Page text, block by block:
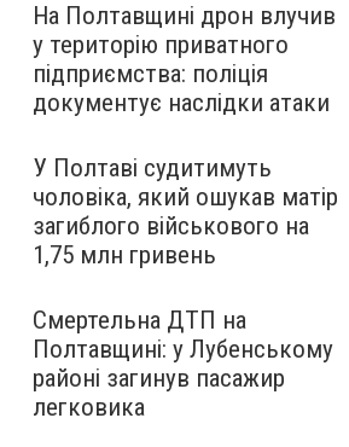
На Полтавщині дрон влучив
у територію приватного
підприємства: поліція
документує наслідки атаки
У Полтаві судитимуть
чоловіка, який ошукав матір
загиблого військового на
1,75 млн гривень
Смертельна ДТП на
Полтавщині: у Лубенському
районі загинув пасажир
легковика